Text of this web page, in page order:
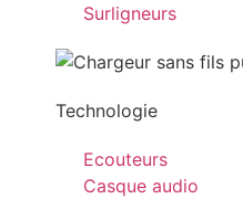
Surligneurs
Technologie
Ecouteurs
Casque audio